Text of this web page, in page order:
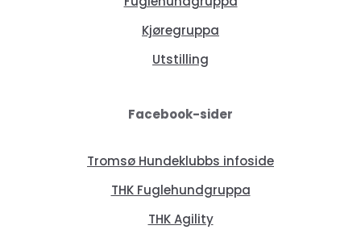
Kjøregruppa
Utstilling
Facebook-sider
Tromsø Hundeklubbs infoside
THK Fuglehundgruppa
THK Agility